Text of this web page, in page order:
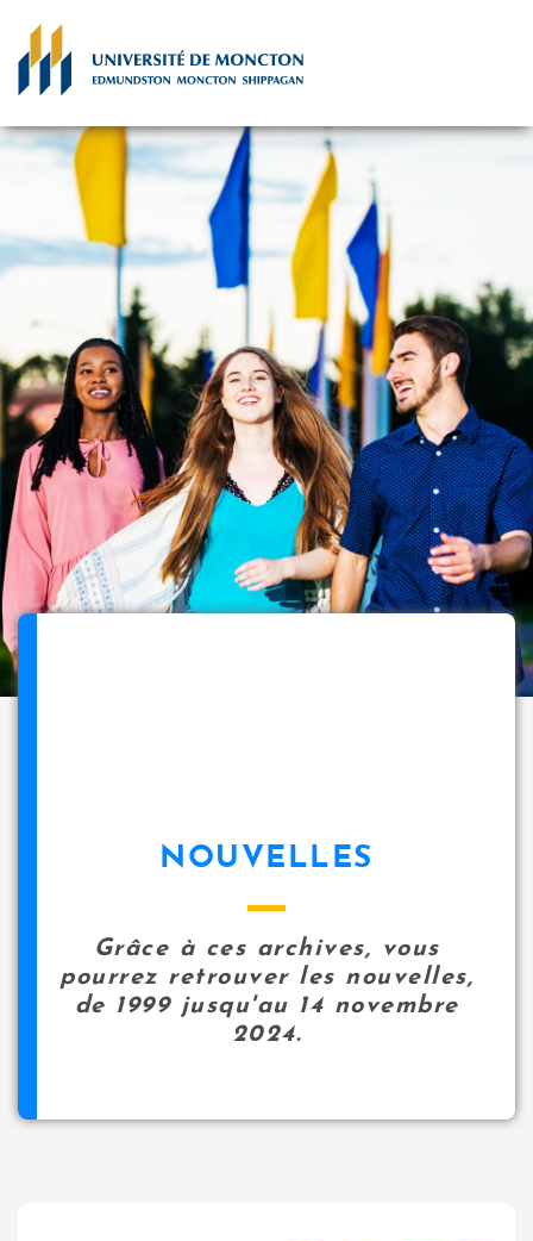
NOUVELLES
Grâce à ces archives, vous
pourrez retrouver les nouvelles,
de 1999 jusqu'au 14 novembre
2024.